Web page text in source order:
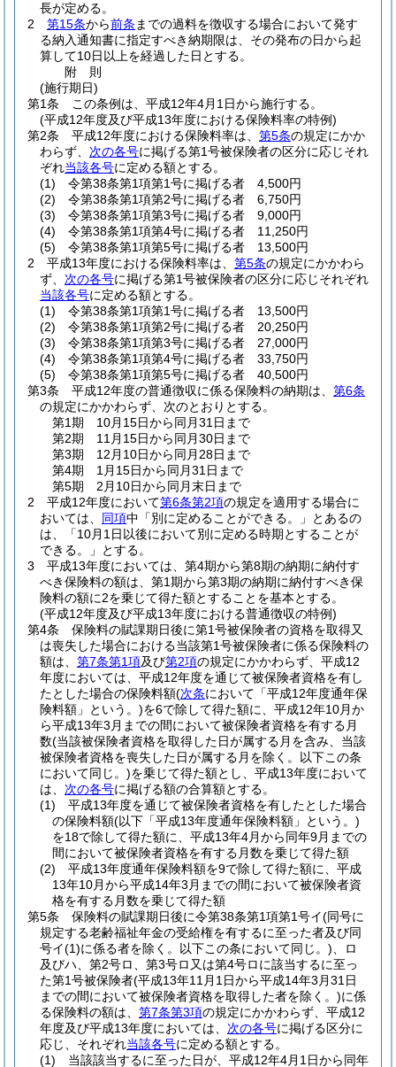
長が定める。
2
第15条から前条 までの過料を徴収する場合において発す
る納入通知書に指定すべき納期限は、その発布の日から起
算して10日以上を経過した日とする。
附 則
(施行期日)
第1条
この条例は、平成12年4月1日から施行する。
(平成12年度及び平成13年度における保険料率の特例)
第2条
平成12年度における保険料率は、 第5条の規定にかか
わらず、 次の各号に掲げる第1号被保険者の区分に応じそれ
ぞれ当該各号に定める額とする。
(1)
令第38条第1項第1号に掲げる者 4,500円
(2)
令第38条第1項第2号に掲げる者 6,750円
(3)
令第38条第1項第3号に掲げる者 9,000円
(4)
令第38条第1項第4号に掲げる者 11,250円
(5)
令第38条第1項第5号に掲げる者 13,500円
2
平成13年度における保険料率は、 第5条の規定にかかわら
ず、 次の各号に掲げる第1号被保険者の区分に応じそれぞれ
当該各号に定める額とする。
(1)
令第38条第1項第1号に掲げる者 13,500円
(2)
令第38条第1項第2号に掲げる者 20,250円
(3)
令第38条第1項第3号に掲げる者 27,000円
(4)
令第38条第1項第4号に掲げる者 33,750円
(5)
令第38条第1項第5号に掲げる者 40,500円
第3条
平成12年度の普通徴収に係る保険料の納期は、 第6条
の規定にかかわらず、次のとおりとする。
第1期 10月15日から同月31日まで
第2期 11月15日から同月30日まで
第3期 12月10日から同月28日まで
第4期 1月15日から同月31日まで
第5期 2月10日から同月末日まで
2
平成12年度において第6条第2項の規定を適用する場合に
おいては、 同項中「別に定めることができる。」とあるの
は、「10月1日以後において別に定める時期とすることが
できる。」とする。
3
平成13年度においては、第4期から第8期の納期に納付す
べき保険料の額は、第1期から第3期の納期に納付すべき保
険料の額に2を乗じて得た額とすることを基本とする。
(平成12年度及び平成13年度における普通徴収の特例)
第4条
保険料の賦課期日後に第1号被保険者の資格を取得又
は喪失した場合における当該第1号被保険者に係る保険料の
額は、 第7条第1項及び第2項の規定にかかわらず、平成12
年度においては、平成12年度を通じて被保険者資格を有し
たとした場合の保険料額(次条において「平成12年度通年保
険料額」という。)を6で除して得た額に、平成12年10月か
ら平成13年3月までの間において被保険者資格を有する月
数(当該被保険者資格を取得した日が属する月を含み、当該
被保険者資格を喪失した日が属する月を除く。以下この条
において同じ。)を乗じて得た額とし、平成13年度において
は、 次の各号に掲げる額の合算額とする。
(1)
平成13年度を通じて被保険者資格を有したとした場合
の保険料額(以下「平成13年度通年保険料額」という。)
を18で除して得た額に、平成13年4月から同年9月までの
間において被保険者資格を有する月数を乗じて得た額
(2)
平成13年度通年保険料額を9で除して得た額に、平成
13年10月から平成14年3月までの間において被保険者資
格を有する月数を乗じて得た額
第5条
保険料の賦課期日後に令第38条第1項第1号イ(同号に
規定する老齢福祉年金の受給権を有するに至った者及び同
号イ(1)に係る者を除く。以下この条において同じ。) 、ロ
及びハ、第2号ロ、第3号ロ又は第4号ロに該当するに至っ
た第1号被保険者(平成13年11月1日から平成14年3月31日
までの間において被保険者資格を取得した者を除く。)に係
る保険料の額は、 第7条第3項の規定にかかわらず、平成12
年度及び平成13年度においては、 次の各号に掲げる区分に
応じ、それぞれ当該各号に定める額とする。
(1)
当該該当するに至った日が、平成12年4月1日から同年